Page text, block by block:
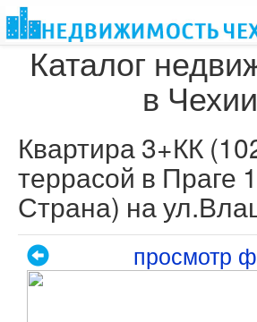
Каталог
в Чехии
Квартира 3+КК
террасой в Праге
Страна) на
просмотр